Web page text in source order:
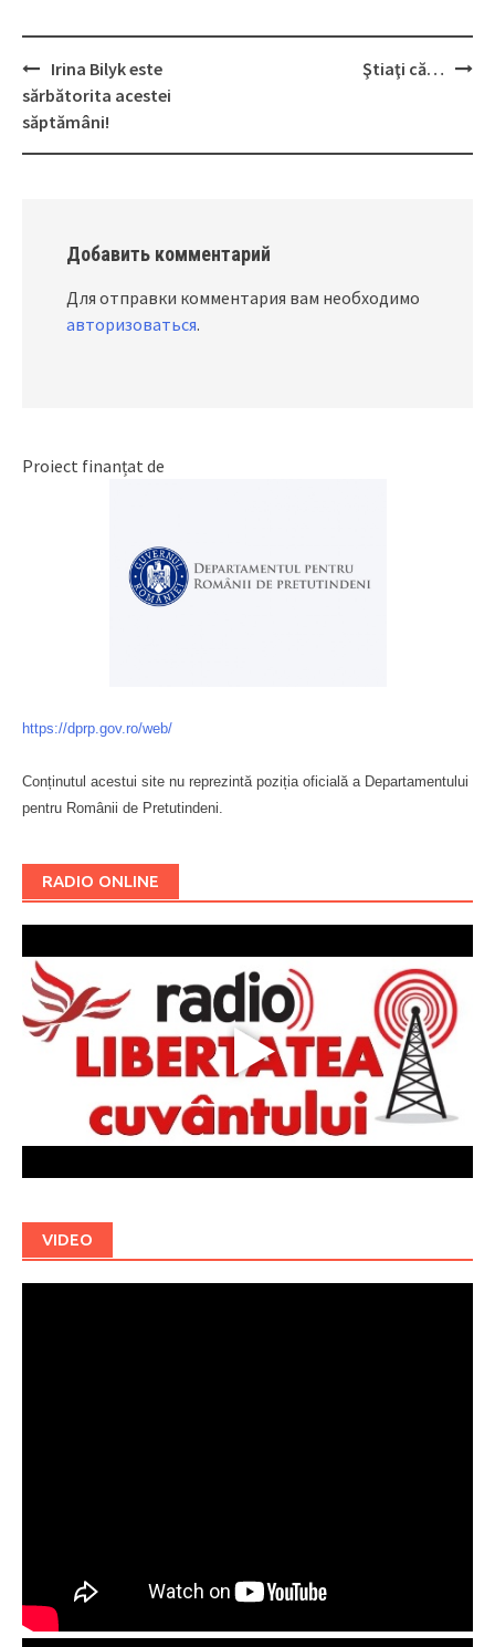
Post
navigation
Irina Bilyk este
sărbătorita acestei
săptămâni!
Ştiaţi că…
Добавить комментарий
Для отправки комментария вам необходимо
авторизоваться.
Proiect finanțat de
https://dprp.gov.ro/web/
Conținutul acestui site nu reprezintă poziția oficială a Departamentului
pentru Românii de Pretutindeni.
RADIO ONLINE
VIDEO